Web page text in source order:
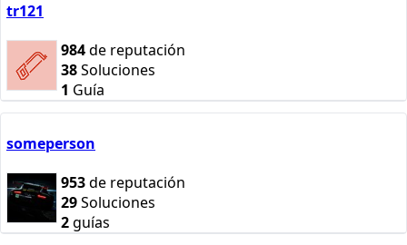
tr121
984de reputación
38Soluciones
1 Guía
someperson
953de reputación
29Soluciones
2guías